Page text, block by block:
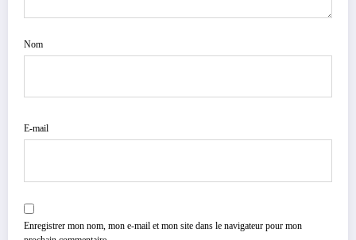
Nom
E-mail
Enregistrer mon nom, mon e-mail et mon site dans le navigateur pour mon